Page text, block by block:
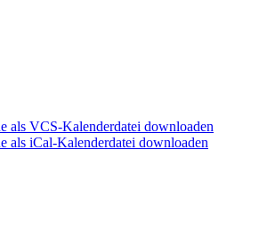
als VCS-Kalenderdatei downloaden
als iCal-Kalenderdatei downloaden